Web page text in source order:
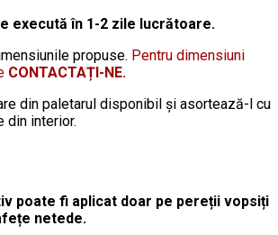
execută în 1-2 zile lucrătoare.
propuse. Pentru dimensiuni
CONTACTAȚI-NE.
din paletarul disponibil și asortează-l cu
din interior.
poate fi aplicat doar pe pereții vopsiți
netede.